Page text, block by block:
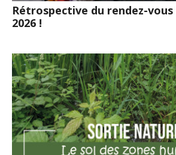
Rétrospective du rendez-vous
2026 !